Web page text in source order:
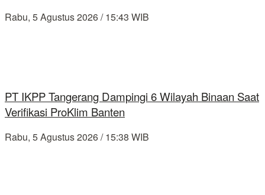
Rabu, 5 Agustus 2026 / 15:43 WIB
PT IKPP Tangerang Dampingi 6 Wilayah Binaan Saat
Verifikasi ProKlim Banten
Rabu, 5 Agustus 2026 / 15:38 WIB